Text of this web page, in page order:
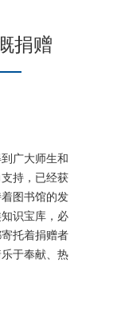
捐赠
广大师生和
持，已经获
图书馆的发
识宝库，必
托着捐赠者
于奉献、热